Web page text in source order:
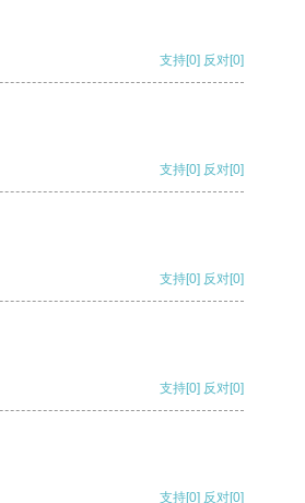
支持[0] 反对[0]
支持[0] 反对[0]
支持[0] 反对[0]
支持[0] 反对[0]
支持[0] 反对[0]